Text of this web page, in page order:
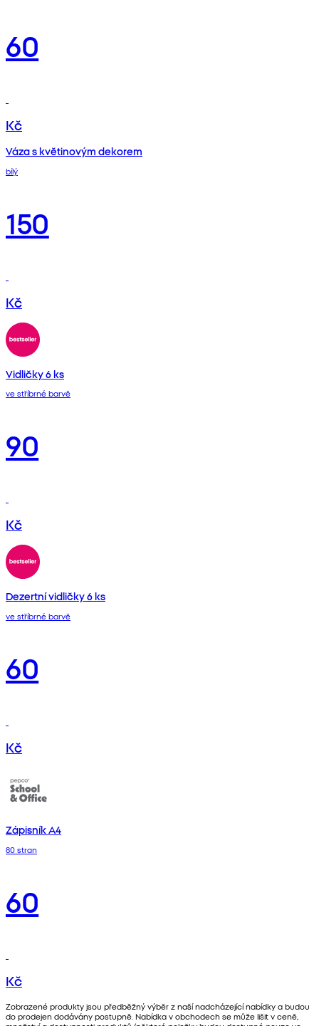
60
Kč
Váza s květinovým dekorem
bílý
150
Kč
Vidličky 6 ks
ve stříbrné barvě
90
Kč
Dezertní vidličky 6 ks
ve stříbrné barvě
60
Kč
Zápisník A4
80 stran
60
Kč
Zobrazené produkty jsou předběžný výběr z naší nadcházející nabídky a budou
do prodejen dodávány postupně. Nabídka v obchodech se může lišit v ceně,